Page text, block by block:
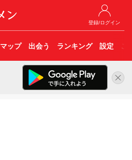
登録/ログイン
マップ 出会う ランキング 設定 こ